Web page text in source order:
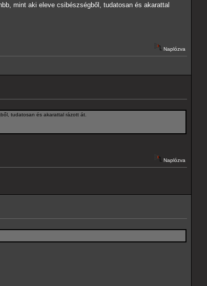
mint aki eleve csibészségből, tudatosan és akarattal
Naplózva
tudatosan és akarattal rázott át.
Naplózva